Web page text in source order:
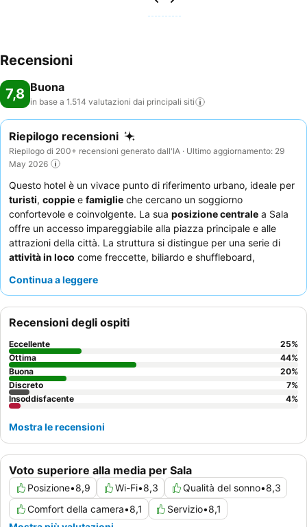
Recensioni
7,8 Buona
in base a 1.514 valutazioni dai principali siti
Riepilogo recensioni
Riepilogo di 200+ recensioni generato dall'IA · Ultimo aggiornamento: 29
May 2026
Questo hotel è un vivace punto di riferimento urbano, ideale per
turisti, coppie e famiglie che cercano un soggiorno
confortevole e coinvolgente. La sua posizione centrale a Sala
offre un accesso impareggiabile alla piazza principale e alle
attrazioni della città. La struttura si distingue per una serie di
attività in loco come freccette, biliardo e shuffleboard,
riceve costantemente elogi per il servizio accogliente e
all'eccellente pub e ristorante in loco. Per chi viaggia con animali
domestici, la disponibilità di
vantaggio significativo.
Continua a leggere
Voto superiore alla media per Sala
Posizione•8,9 Wi-Fi•8,3 Qualità del sonno•8,3
Comfort della camera•8,1 Servizio•8,1
Recensioni degli ospiti
Eccellente 25%
Ottima
44%
Buona
20%
Discreto
7%
Insoddisfacente
4%
Mostra le recensioni